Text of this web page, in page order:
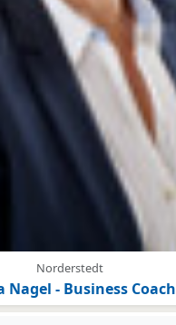
Norderstedt
Nagel - Business Coach